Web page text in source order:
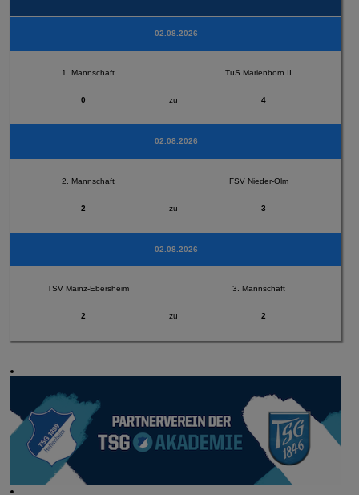
02.08.2026
1. Mannschaft TuS Marienborn II
0 zu 4
02.08.2026
2. Mannschaft FSV Nieder-Olm
2 zu 3
02.08.2026
TSV Mainz-Ebersheim 3. Mannschaft
2 zu 2